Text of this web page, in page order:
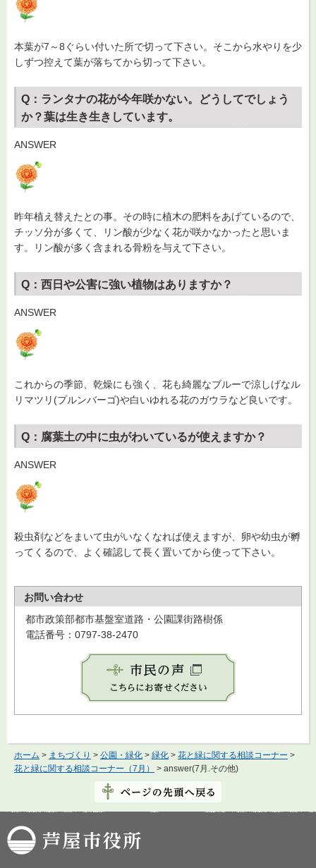
本葉が7～8ぐらい付いた所で切って下さい。そこから水やりを少
しずつ控えて葉が落ちてから切って下さい。
Q：ランタナの花が今年咲かない。どうしてでしょう
か？葉は生き生きしています。
ANSWER
昨年植え替えたとの事。その時に植木の肥料をあげているので、
チッソ分が多くて、リン酸が少なく花が咲かなかったと思いま
す。リン酸が多く含まれる骨粉を与えて下さい。
Q：西日や公害に強い植物はありますか？
ANSWER
これからの季節、乾燥にも強く、花も綺麗なブルーで涼しげなル
リマツリ(プルンバーゴ)や白いゆれる花のガウラなど良いです。
Q：腐葉土の中に虫がわいているが使えますか？
ANSWER
殺虫剤などをまいて虫がいなくなれば使えますが、卵や幼虫が孵
ってくるので、よく確認して長く置いてから使って下さい。
お問い合わせ
都市政策部都市基盤室道路・公園課街路樹係
電話番号：0797-38-2470
ホーム > まちづくり > 公園・緑化 > 緑化 > 花と緑に関する相談コーナー >
花と緑に関する相談コーナー（7月）
> answer(7月.その他)
芦屋市役所